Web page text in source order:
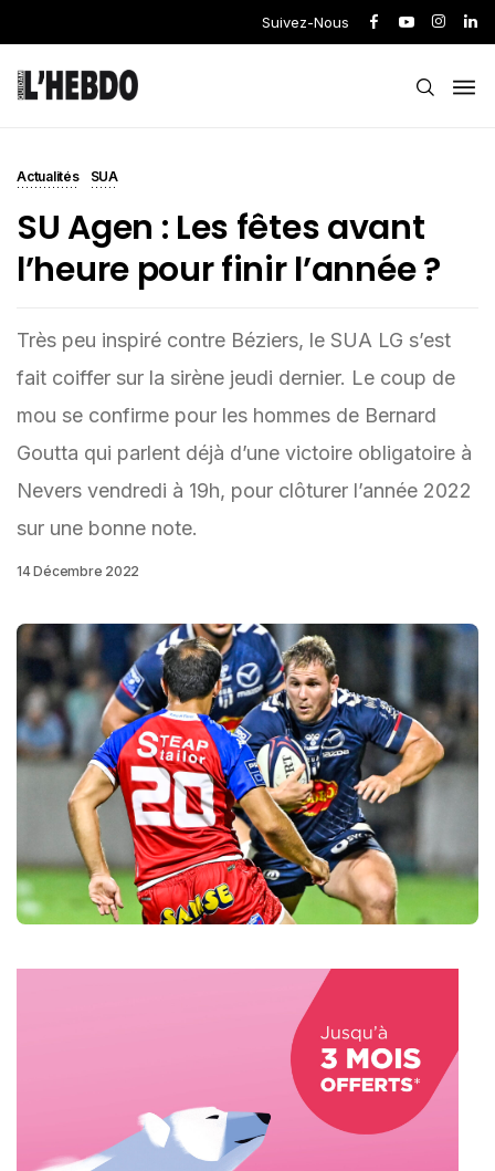
Suivez-Nous
Actualités SUA
SU Agen : Les fêtes avant
l’heure pour finir l’année ?
Très peu inspiré contre Béziers, le SUA LG s’est
fait coiffer sur la sirène jeudi dernier. Le coup de
mou se confirme pour les hommes de Bernard
Goutta qui parlent déjà d’une victoire obligatoire à
Nevers vendredi à 19h, pour clôturer l’année 2022
sur une bonne note.
14 Décembre 2022